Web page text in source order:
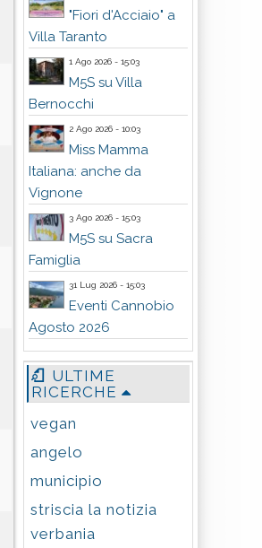
"Fiori d'Acciaio" a
Villa Taranto
1 Ago 2026 - 15:03
M5S su Villa
Bernocchi
2 Ago 2026 - 10:03
Miss Mamma
Italiana: anche da
Vignone
3 Ago 2026 - 15:03
M5S su Sacra
Famiglia
31 Lug 2026 - 15:03
Eventi Cannobio
Agosto 2026
ULTIME
RICERCHE
vegan
angelo
municipio
striscia la notizia
verbania